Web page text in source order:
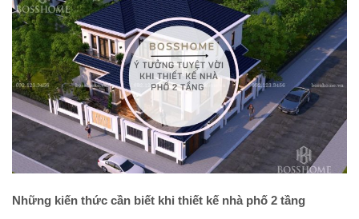
Những kiến thức cần biết khi thiết kế nhà phố 2 tầng